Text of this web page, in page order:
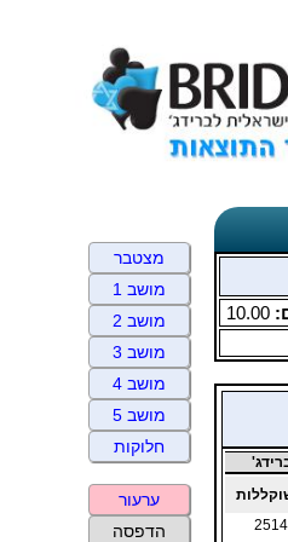
10.00
2514
מצטבר
מושב 1
מושב 2
מושב 3
מושב 4
מושב 5
חלוקות
ערעור
הדפסה